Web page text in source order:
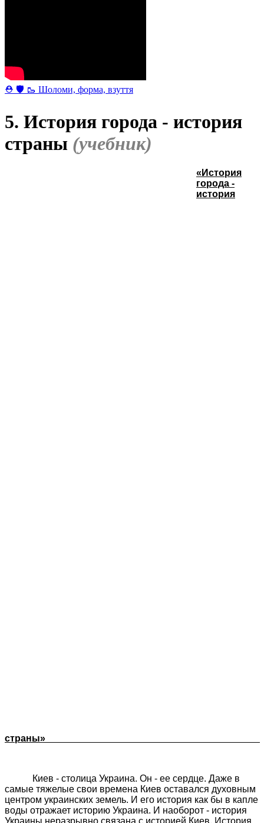
⛑ 🛡 🥾 Шоломи, форма, взуття
5. История города - история
страны (учебник)
«История
города -
история
страны»
Киев - столица Украина. Он - ее сердце. Даже в
самые тяжелые свои времена Киев оставался духовным
центром украинских земель. И его история как бы в капле
воды отражает историю Украина. И наоборот - история
Украины неразрывно связана с историей Киев. История